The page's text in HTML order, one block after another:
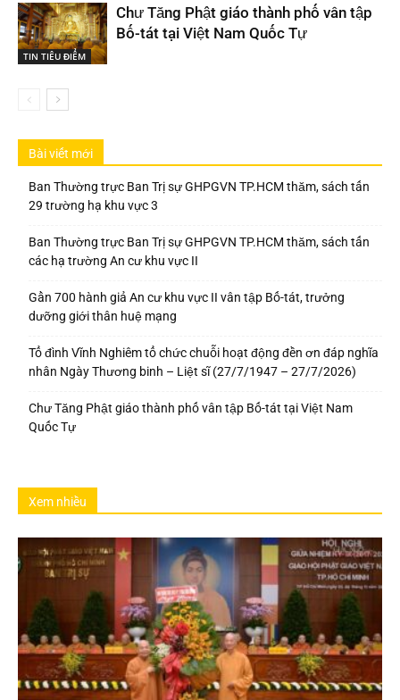
TIN TIÊU ĐIỂM
Chư Tăng Phật giáo thành phố vân tập
Bố-tát tại Việt Nam Quốc Tự
Bài viết mới
Ban Thường trực Ban Trị sự GHPGVN TP.HCM thăm, sách tấn
29 trường hạ khu vực 3
Ban Thường trực Ban Trị sự GHPGVN TP.HCM thăm, sách tấn
các hạ trường An cư khu vực II
Gần 700 hành giả An cư khu vực II vân tập Bố-tát, trưởng
dưỡng giới thân huệ mạng
Tổ đình Vĩnh Nghiêm tổ chức chuỗi hoạt động đền ơn đáp nghĩa
nhân Ngày Thương binh – Liệt sĩ (27/7/1947 – 27/7/2026)
Chư Tăng Phật giáo thành phố vân tập Bố-tát tại Việt Nam
Quốc Tự
Xem nhiều